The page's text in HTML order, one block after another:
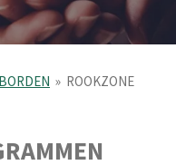
» ROOKZONE